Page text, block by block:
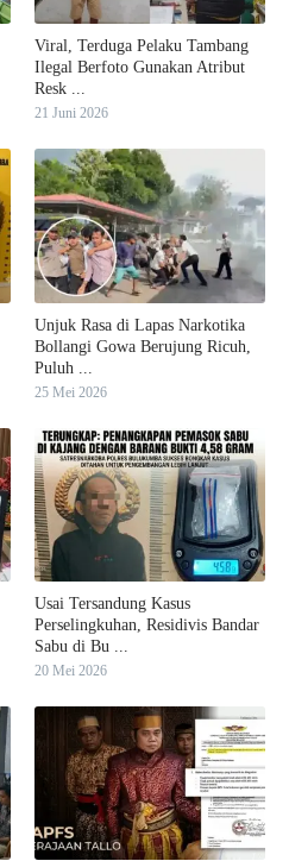
Viral, Terduga Pelaku Tambang
Ilegal Berfoto Gunakan Atribut
Resk ...
21 Juni 2026
Unjuk Rasa di Lapas Narkotika
Bollangi Gowa Berujung Ricuh,
Puluh ...
25 Mei 2026
Usai Tersandung Kasus
Perselingkuhan, Residivis Bandar
Sabu di Bu ...
20 Mei 2026